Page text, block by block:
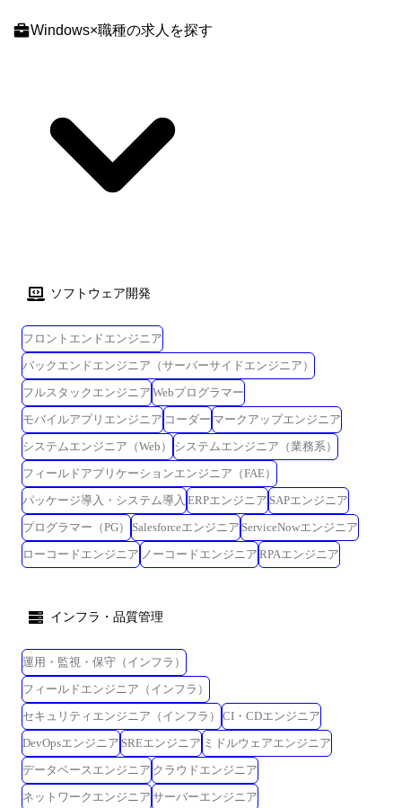
知識の共有及び可視化のための指揮統制の基盤を提供し、適切な意思決
調し、上記に係るソリューション、自社製品開発等の検討推進 ＜担当シ
ステム・ソリューション例＞ ・「サイバーセキュリティソリューショ
ン」：https://www.hitachi.co.jp/products/defense/#solution4 ・「拡散活動
検知ソフトウェア」：
れない分野ではありますが、システム構成は下記のような一般的なもの
ポジションは、開発部門のセキュリティプロフェッショナルとして、官
公庁等におけるサイバーセキュリティシステムの提案、開発、維持、お
よび顧客のセキュリティニーズに対する効果的なソリューションの提供
を行います。 顧客との折衝が多いため、コミュニケーション能力やマネ
ジメント能力が求められます。 また、情報セキュリティ分野の技術等に
ついて幅広い知識が必要です。 【職務詳細】 サイバーセキュリティに関
わる高度な知見に基づき、事業提案、サービス企画・設計、サービス提
供等を実施いただきます。 ▼事業の提案 ・市場動向および多様なセキ
ュリティ製品・サービス、インシデント情報に関する高い知見を元に、
顧客へのヒアリング等からニーズを整理し、社内外の技術を用いた事業
を提案 ▼サービス企画・設計 ・セキュリティに関するプロジェクトの
企画・設計を担当し、セキュリティ要件やリスク分析を実施する ・セ
ビス提供 ・セキュリティインシデント対応や脆弱性評価の支援やセキ
境】 【配属組織/チーム】 社員8名程度。加えて協力会社の方々と共に業
務を進めていただきます。 社員は30代を中心とした若いチームです。 ま
た、経験者採用で入社された方も半数以上おり、経験者採用入社者でも
馴染み安い環境下です。 【働き方について】 在宅勤務は可能ですが、作
業内容や状況に応じ、出社/出張となります。 （従事いただく業務内容に
よって変わります。） ※上記内容は、募集開始時点の内容であり、入社
後必要に応じて変更となる場合がございます。予めご了承ください。
【キャリアパス】 弊社では、セキュリティエキスパートとしてのキャリ
Windows×職種の求人を探す
ソフトウェア開発
フロントエンドエンジニア
バックエンドエンジニア（サーバーサイドエンジニア）
フルスタックエンジニア Webプログラマー
モバイルアプリエンジニア コーダー マークアップエンジニア
システムエンジニア（Web）
システムエンジニア（業務系）
フィールドアプリケーションエンジニア（FAE）
パッケージ導入・システム導入 ERPエンジニア SAPエンジニア
プログラマー（PG）
Salesforceエンジニア ServiceNowエンジニア
ローコードエンジニア ノーコードエンジニア RPAエンジニア
インフラ・品質管理
運用・監視・保守（インフラ）
フィールドエンジニア（インフラ）
セキュリティエンジニア（インフラ）
CI・CDエンジニア
DevOpsエンジニア SREエンジニア ミドルウェアエンジニア
データベースエンジニア クラウドエンジニア
ネットワークエンジニア サーバーエンジニア